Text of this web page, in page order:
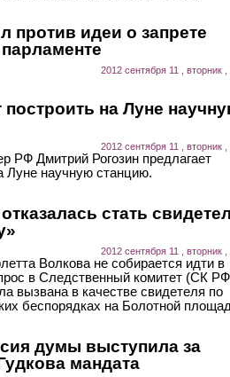
против идеи о запрете
2012 сентября 11 , вторник ,
построить на Луне
2012 сентября 11 , вторник ,
РФ Дмитрий Рогозин предлагает
Луне научную станцию.
стать
2012 сентября 11 , вторник ,
Волкова не собирается идти в
в Следственный комитет (СК
вызвана в качестве свидетеля по
беспорядках на Болотной
думы выступила за
мандата